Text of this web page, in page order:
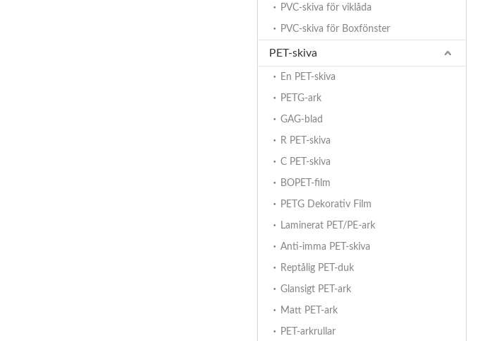
PVC-skiva för viklåda
PVC-skiva för Boxfönster
PET-skiva
En PET-skiva
PETG-ark
GAG-blad
R PET-skiva
C PET-skiva
BOPET-film
PETG Dekorativ Film
Laminerat PET/PE-ark
Anti-imma PET-skiva
Reptålig PET-duk
Glansigt PET-ark
Matt PET-ark
PET-arkrullar